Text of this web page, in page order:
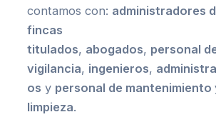
contamos con: administradores
fincas
titulados, abogados, personal
vigilancia, ingenieros,
os y personal de mantenimiento
limpieza.